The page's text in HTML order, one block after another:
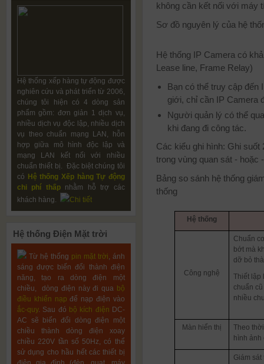
không cần kết nối với máy
Sơ đồ nguyên lý của hệ
Hệ thống IP Camera có
Lease line, Frame Relay)
Bạn có thể truy cập đến
giới, chỉ cần IP Camera
Người quản lý có thể
khi đang đi công tác.
Các kiểu ghi hình: Ghi
trong vùng quan sát - hoặc
Bảng so sánh hệ thống
thống
Hệ thống
Công nghệ
Chuẩn
bớt mà
dỡ bỏ
Thiết lập
chuẩn
nhiều
Màn hiển thị
Theo
hình ảnh
Giám
Hệ thống xếp hàng tự động được
nghiên cứu và phát triển từ 2006,
chúng tôi hiện có 4 dòng sản
phẩm gồm: đơn giản 1 dịch vụ,
nhiều dịch vụ độc lập, nhiều dịch
vụ theo chuẩn mạng LAN, hỗn
hợp giữa mô hình độc lập và
mạng LAN kết nối với nhiều
chuẩn thiết bị. Đặc biệt chúng tôi
có Hệ thống Xếp hàng Tự động
chi phí thấpnhằm hỗ trợ các
khách hàng.
Chi tiết
Hệ thống Điện Mặt trời
Từ hệ thống pin mặt trời , ánh
sáng được biến đổi thành điện
năng, tạo ra dòng điện một
chiều, dòng điện này đi qua bộ
điều khiển nạp để nạp điện vào
ắc-quy. Sau đó bộ kích điện DC-
AC sẽ biến đổi dòng điện một
chiều thành dòng điện xoay
chiều 220V tần số 50Hz, có thể
sử dụng cho hầu hết các thiết bị